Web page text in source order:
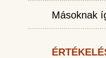
Másoknak